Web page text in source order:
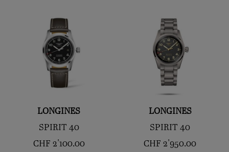
LONGINES
SPIRIT 40
CHF 2'100.00
LONGINES
SPIRIT 40
CHF 2'950.00